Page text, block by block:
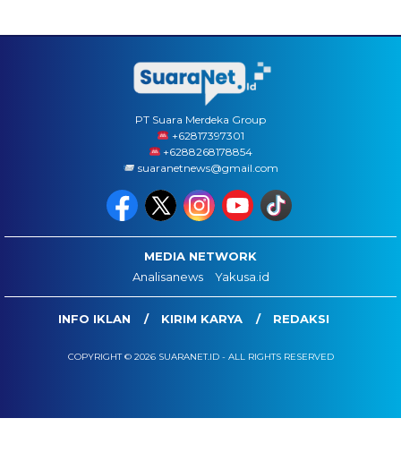
PT Suara Merdeka Group
‪+62817397301
+6288268178854
suaranetnews@gmail.com
MEDIA NETWORK
Analisanews
Yakusa.id
INFO IKLAN KIRIM KARYA REDAKSI
COPYRIGHT © 2026 SUARANET.ID - ALL RIGHTS RESERVED